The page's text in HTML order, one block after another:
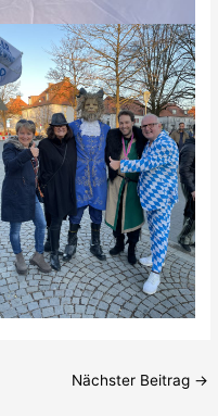
Nächster Beitrag →